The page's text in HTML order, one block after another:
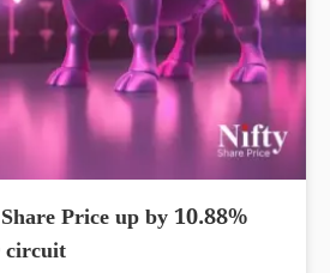
Price up by 10.88%
circuit